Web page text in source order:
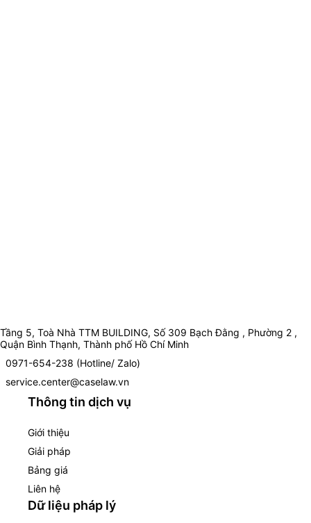
Tầng 5, Toà Nhà TTM BUILDING, Số 309 Bạch Đằng , Phường 2 ,
Quận Bình Thạnh, Thành phố Hồ Chí Minh
0971-654-238 (Hotline/ Zalo)
service.center@caselaw.vn
Thông tin dịch vụ
Giới thiệu
Giải pháp
Bảng giá
Liên hệ
Dữ liệu pháp lý